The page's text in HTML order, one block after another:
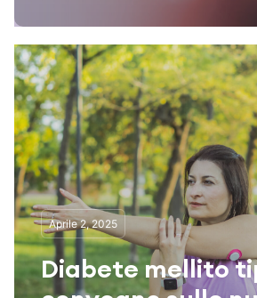
Aprile 2, 2025
Diabete mellito